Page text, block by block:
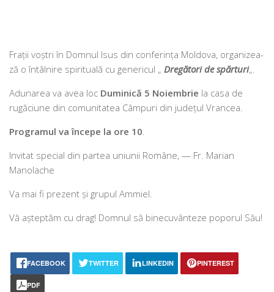
Frații voș­tri în Domnul Isus din con­fe­rin­ța Moldova, orga­ni­zea­
ză o întâl­ni­re spi­ri­tu­a­lă cu gene­ri­cul „ Dregători de spăr­turi„.
Adunarea va avea loc Duminică 5 Noiembrie la casa de
rugă­ciu­ne din comu­ni­ta­tea Câmpuri din jude­țul Vrancea.
Programul va înce­pe la ore 10.
Invitat spe­cial din par­tea uniu­nii Române, — Fr. Marian
Manolache
Va mai fi pre­zent și gru­pul Ammiel.
Vă aștep­tăm cu drag! Domnul să bine­cu­vân­te­ze popo­rul Său!
FACEBOOK TWITTER LINKEDIN PINTEREST
PDF